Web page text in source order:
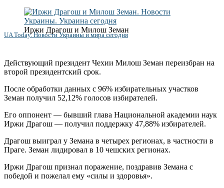
Иржи Драгош и Милош Земан
UA Today. Новости Украины и мира сегодня
Действующий президент Чехии Милош Земан переизбран на
второй президентский срок.
После обработки данных с 96% избирательных участков
Земан получил 52,12% голосов избирателей.
Его оппонент — бывший глава Национальной академии наук
Иржи Драгош — получил поддержку 47,88% избирателей.
Драгош выиграл у Земана в четырех регионах, в частности в
Праге. Земан лидировал в 10 чешских регионах.
Иржи Драгош признал поражение, поздравив Земана с
победой и пожелал ему «силы и здоровья».